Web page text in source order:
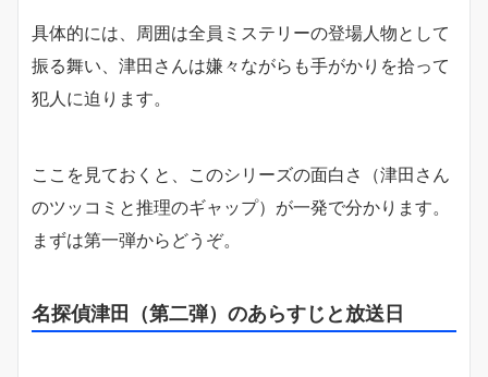
具体的には、周囲は全員ミステリーの登場人物として
振る舞い、津田さんは嫌々ながらも手がかりを拾って
犯人に迫ります。
ここを見ておくと、このシリーズの面白さ（津田さん
のツッコミと推理のギャップ）が一発で分かります。
まずは第一弾からどうぞ。
名探偵津田（第二弾）のあらすじと放送日